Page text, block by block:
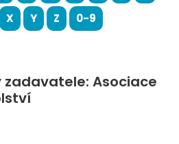
X Y Z 0-9
zadavatele: Asociace